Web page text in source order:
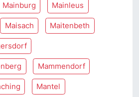
Mainburg Mainleus
Maisach Maitenbeth
Mammendorf
Mantel